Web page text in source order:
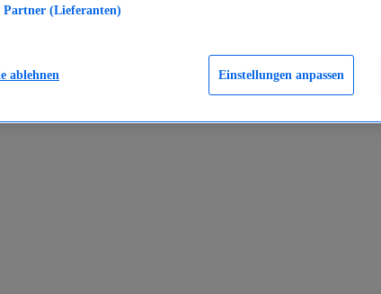
2024
in Deutschland 2005-2025
Partner (Lieferanten)
Einstellungen anpassen
ablehnen